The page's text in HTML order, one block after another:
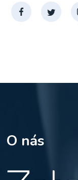
O nás